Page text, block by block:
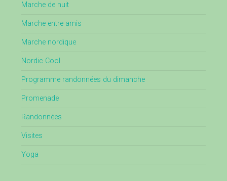
Marche de nuit
Marche entre amis
Marche nordique
Nordic Cool
Programme randonnées du dimanche
Promenade
Randonnées
Visites
Yoga